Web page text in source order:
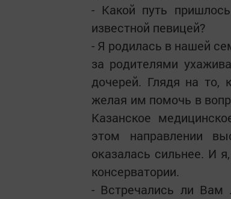
- Какой путь
известной певицей?
- Я родилась в нашей
за родителями
дочерей. Глядя на то,
желая им помочь в
Казанское
этом направлении
оказалась сильнее. И
консерватории.
- Встречались ли